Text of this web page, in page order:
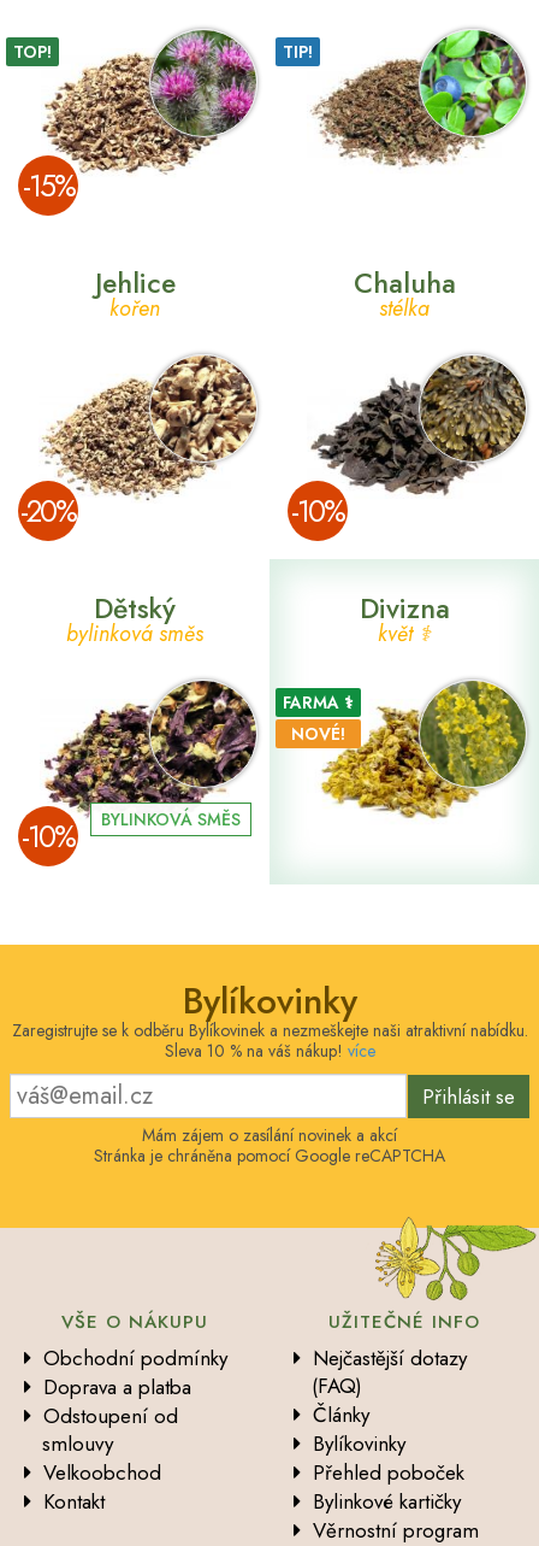
TOP!
­-15%
TIP!
Jehlice
kořen
­-20%
Chaluha
stélka
­-10%
Dětský
bylinková směs
BYLINKOVÁ SMĚS
­-10%
Divizna
květ ⚕
FARMA ⚕
NOVÉ!
Bylíkovinky
Zaregistrujte se k odběru Bylíkovinek a nezmeškejte naši atraktivní nabídku.
Sleva 10 % na váš nákup! více
Přihlásit se
Mám zájem o zasílání novinek a akcí
Stránka je chráněna pomocí Google reCAPTCHA
VŠE O NÁKUPU
Obchodní podmínky
Doprava a platba
Odstoupení od
smlouvy
Velkoobchod
Kontakt
UŽITEČNÉ INFO
Nejčastější dotazy
(FAQ)
Články
Bylíkovinky
Přehled poboček
Bylinkové kartičky
Věrnostní program